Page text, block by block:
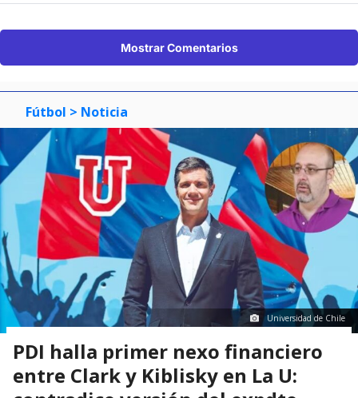
Mostrar Comentarios
Fútbol > Noticia
Universidad de Chile
PDI halla primer nexo financiero
entre Clark y Kiblisky en La U: